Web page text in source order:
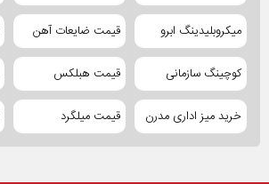
میکروبلیدینگ ابرو قیمت ضایعات آهن
کوچینگ سازمانی قیمت هبلکس
خرید میز اداری مدرن قیمت میلگرد